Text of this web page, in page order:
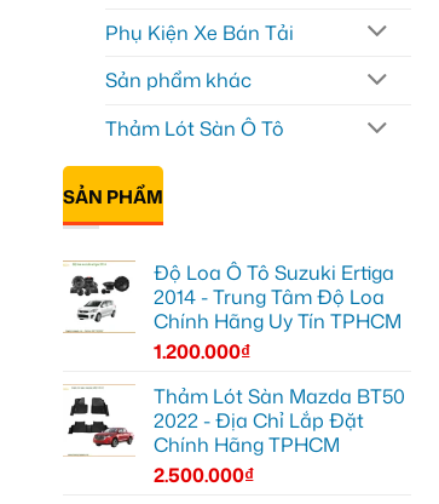
Phụ Kiện Xe Bán Tải
Sản phẩm khác
Thảm Lót Sàn Ô Tô
SẢN PHẨM
Độ Loa Ô Tô Suzuki Ertiga
2014 - Trung Tâm Độ Loa
Chính Hãng Uy Tín TPHCM
1.200.000₫
Thảm Lót Sàn Mazda BT50
2022 - Địa Chỉ Lắp Đặt
Chính Hãng TPHCM
2.500.000₫